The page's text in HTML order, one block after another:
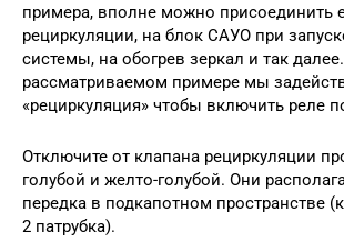
примера, вполне можно присоединить
рециркуляции, на блок САУО при
системы, на обогрев зеркал и так
рассматриваемом примере мы
«рециркуляция» чтобы включить реле
Отключите от клапана рециркуляции
голубой и желто-голубой. Они
передка в подкапотном пространстве
2 патрубка).